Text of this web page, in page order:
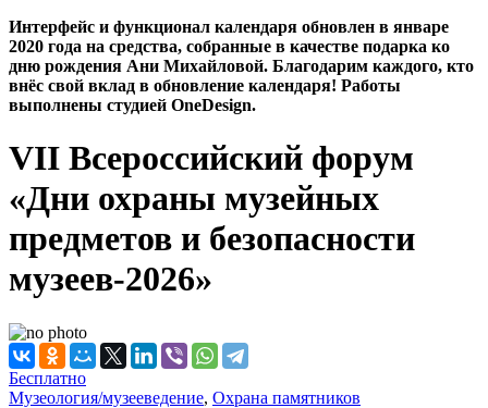
Интерфейс и функционал календаря обновлен в январе
2020 года на средства, собранные в качестве подарка ко
дню рождения Ани Михайловой. Благодарим каждого, кто
внёс свой вклад в обновление календаря! Работы
выполнены студией OneDesign.
VII Всероссийский форум
«Дни охраны музейных
предметов и безопасности
музеев-2026»
Бесплатно
Музеология/музееведение, Охрана памятников